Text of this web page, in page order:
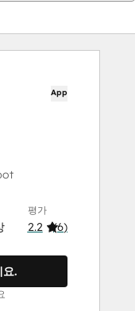
App
평가
2.2 (6)
.